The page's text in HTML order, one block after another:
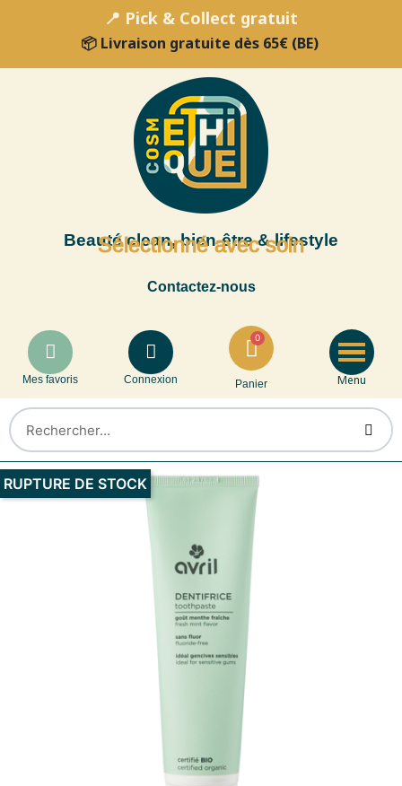
📍 Pick & Collect gratuit
📦 Livraison gratuite dès 65€ (BE)
Beauté clean, bien-être & lifestyle
Sélectionné avec soin
Contactez-nous
Mes favoris Connexion Panier Menu
RUPTURE DE STOCK